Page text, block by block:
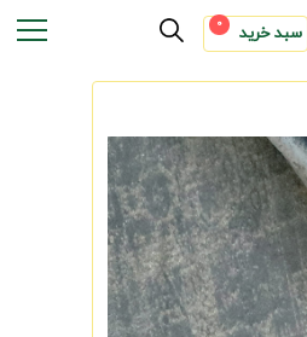
سبد خرید 0